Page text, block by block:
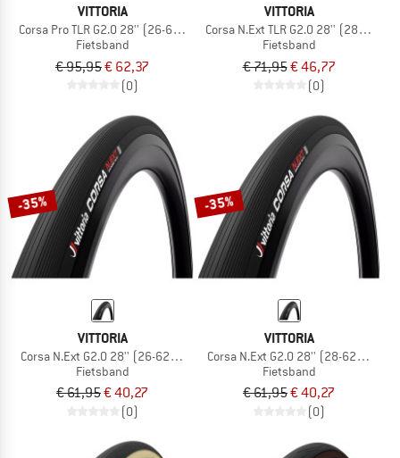
VITTORIA
Corsa Pro TLR G2.0 28'' (26-622) Foldable
Fietsband
€ 95,95€ 62,37
(0)
VITTORIA
Corsa N.Ext TLR G2.0 28'' (28-622)
Fietsband
€ 71,95€ 46,77
(0)
-35%
VITTORIA
Corsa N.Ext G2.0 28'' (26-622) Foldable
Fietsband
€ 61,95€ 40,27
(0)
-35%
VITTORIA
Corsa N.Ext G2.0 28'' (28-622)
Fietsband
€ 61,95€ 40,27
(0)